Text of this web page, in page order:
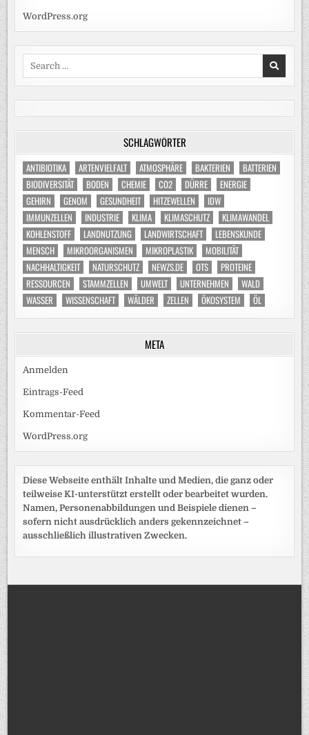
WordPress.org
SCHLAGWÖRTER
ANTIBIOTIKA ARTENVIELFALT ATMOSPHÄRE BAKTERIEN
BATTERIEN
BIODIVERSITÄT
BODEN CHEMIE CO2 DÜRRE
ENERGIE
GEHIRN
GENOM GESUNDHEIT HITZEWELLEN
IDW
IMMUNZELLEN
INDUSTRIE KLIMA KLIMASCHUTZ
KLIMAWANDEL
KOHLENSTOFF
LANDNUTZUNG LANDWIRTSCHAFT
LEBENSKUNDE
MENSCH
MIKROORGANISMEN MIKROPLASTIK
MOBILITÄT
NACHHALTIGKEIT
NATURSCHUTZ NEWZS.DE OTS
PROTEINE
RESSOURCEN
STAMMZELLEN UMWELT UNTERNEHMEN
WALD
WASSER
WISSENSCHAFT WÄLDER ZELLEN ÖKOSYSTEM ÖL
META
Anmelden
Eintrags-Feed
Kommentar-Feed
WordPress.org
Diese Webseite enthält Inhalte und Medien, die ganz oder
teilweise KI-unterstützt erstellt oder bearbeitet wurden.
Namen, Personenabbildungen und Beispiele dienen –
sofern nicht ausdrücklich anders gekennzeichnet –
ausschließlich illustrativen Zwecken.